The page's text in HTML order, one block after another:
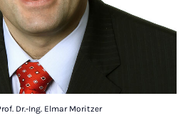
Dr.-Ing. Elmar Moritzer